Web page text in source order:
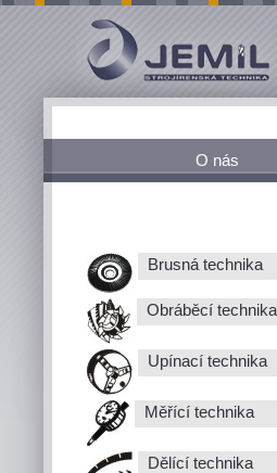
O nás
Brusná technika
Obráběcí technika
Upínací technika
Měřící technika
Dělící technika